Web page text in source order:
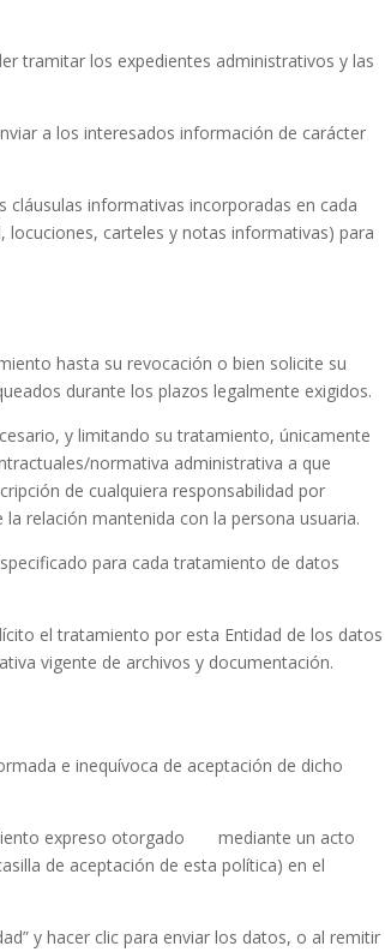
tramitar los expedientes administrativos y las
a los interesados información de carácter
cláusulas informativas incorporadas en cada
carteles y notas informativas) para
hasta su revocación o bien solicite su
durante los plazos legalmente exigidos.
y limitando su tratamiento, únicamente
normativa administrativa a que
de cualquiera responsabilidad por
relación mantenida con la persona usuaria.
para cada tratamiento de datos
el tratamiento por esta Entidad de los datos
vigente de archivos y documentación.
e inequívoca de aceptación de dicho
expreso otorgado mediante un acto
de aceptación de esta política) en el
y hacer clic para enviar los datos, o al remitir